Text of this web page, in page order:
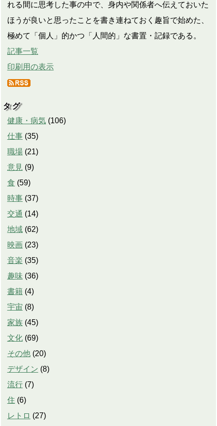
れる間に思考した事の中で、身内や関係者へ伝えておいた
ほうが良いと思ったことを書き連ねておく趣旨で始めた、
極めて「個人」的かつ「人間的」な書置・記録である。
記事一覧
印刷用の表示
タグ
健康・病気 (106)
仕事 (35)
職場 (21)
意見 (9)
食 (59)
時事 (37)
交通 (14)
地域 (62)
映画 (23)
音楽 (35)
趣味 (36)
書籍 (4)
宇宙 (8)
家族 (45)
文化 (69)
その他 (20)
デザイン (8)
流行 (7)
住 (6)
レトロ (27)